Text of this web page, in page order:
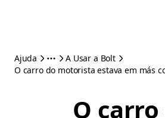
Ajuda
A Usar a Bolt
O carro do motorista estava em más
O carro